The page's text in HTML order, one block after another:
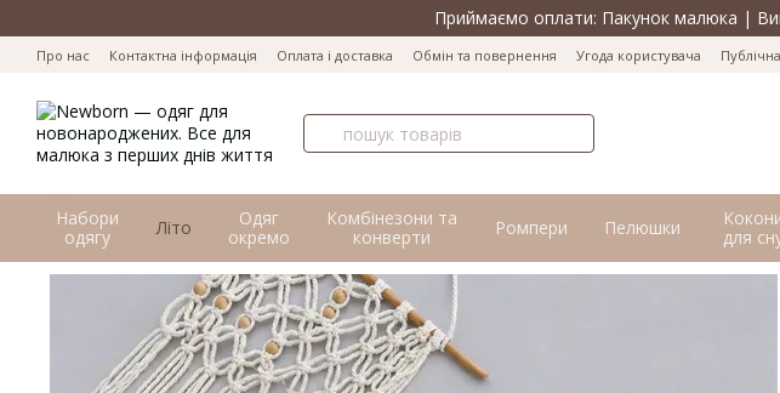
Приймаємо оплати: Пакунок малюка |
Про нас Контактна інформація Оплата і доставка Обмін та повернення Угода користувача
Набори
одягу
Літо
Одяг
окремо
Комбінезони та
конверти
Ромпери Пелюшки
для